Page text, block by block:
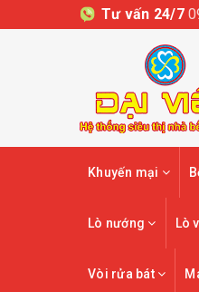
Tư vấn 24/7
Khuyến mại
Lò nướng Lò
Vòi rửa bát